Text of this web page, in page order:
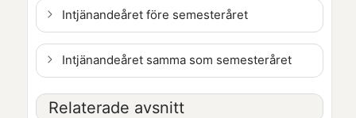
Intjänandeåret före semesteråret
Intjänandeåret samma som semesteråret
Relaterade avsnitt